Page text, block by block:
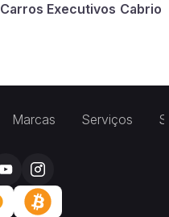
Carros Executivos
Marcas Serviços